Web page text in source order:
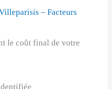
– Facteurs
le coût final de votre